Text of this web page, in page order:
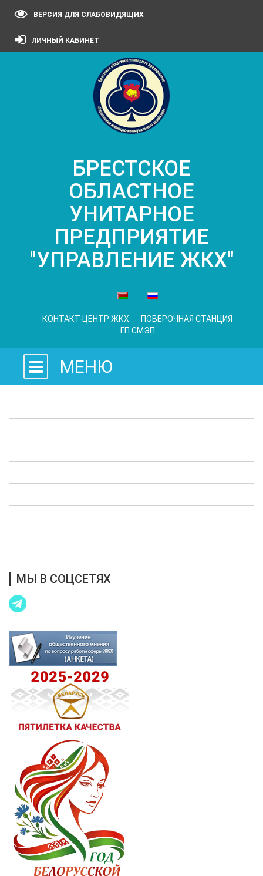
ВЕРСИЯ ДЛЯ СЛАБОВИДЯЩИХ
ЛИЧНЫЙ КАБИНЕТ
БРЕСТСКОЕ
ОБЛАСТНОЕ
УНИТАРНОЕ
ПРЕДПРИЯТИЕ
"УПРАВЛЕНИЕ ЖКХ"
КОНТАКТ-ЦЕНТР ЖКХ
ПОВЕРОЧНАЯ СТАНЦИЯ
ГП СМЭП
МЕНЮ
МЫ В СОЦСЕТЯХ